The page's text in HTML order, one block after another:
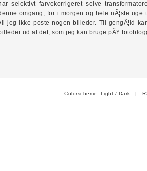
har selektivt farvekorrigeret selve
omgang, for i morgen og hele nÃ¦ste uge
jeg ikke poste nogen billeder. Til gengÃ¦ld
ud af det, som jeg kan bruge pÃ¥
Colorscheme: Light / Dark |